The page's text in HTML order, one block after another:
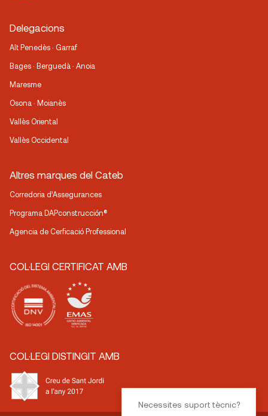
Delegacions
Alt Penedès · Garraf
Bages · Berguedà · Anoia
Maresme
Osona · Moianès
Vallès Oriental
Vallès Occidental
Altres marques del Cateb
Corredoria d’Assegurances
Programa DAPconstrucción®
Agencia de Cerficació Professional
COL·LEGI CERTIFICAT AMB
COL·LEGI DISTINGIT AMB
Necessites suport tècnic?